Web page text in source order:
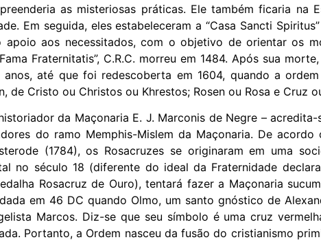
as misteriosas práticas. Ele também ficaria na
Em seguida, eles estabeleceram a “Casa Sancti
aos necessitados, com o objetivo de orientar os
Fraternitatis”, C.R.C. morreu em 1484. Após sua
até que foi redescoberta em 1604, quando a ordem
de Cristo ou Christos ou Khrestos; Rosen ou Rosa e Cruz
da Maçonaria E. J. Marconis de Negre – acredita-
do ramo Memphis-Mislem da Maçonaria. De acordo
(1784), os Rosacruzes se originaram em uma
no século 18 (diferente do ideal da Fraternidade
Rosacruz de Ouro), tentará fazer a Maçonaria
em 46 DC quando Olmo, um santo gnóstico de
Marcos. Diz-se que seu símbolo é uma cruz
Portanto, a Ordem nasceu da fusão do cristianismo